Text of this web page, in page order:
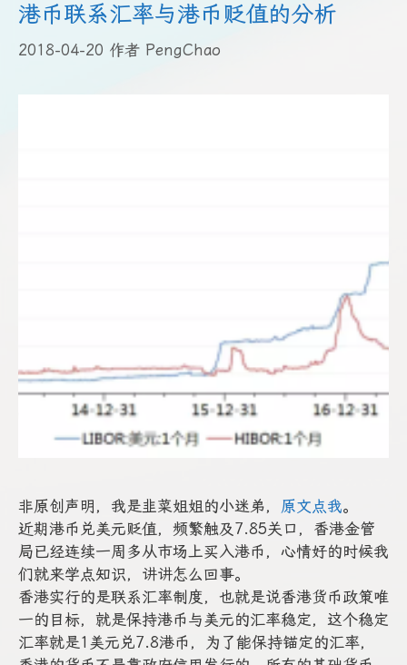
港币联系汇率与港币贬值的分析
2018-04-20 作者 PengChao
非原创声明，我是韭菜姐姐的小迷弟， 原文点我。
近期港币兑美元贬值，频繁触及7.85关口，香港金管
局已经连续一周多从市场上买入港币，心情好的时候我
们就来学点知识，讲讲怎么回事。
香港实行的是联系汇率制度，也就是说香港货币政策唯
一的目标，就是保持港币与美元的汇率稳定，这个稳定
汇率就是1美元兑7.8港币，为了能保持锚定的汇率，